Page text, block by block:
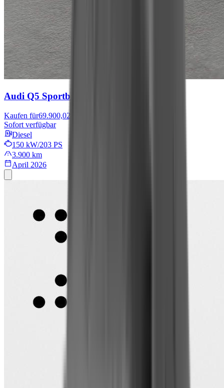
Audi Q5 Sportback
Kaufen für69.900,02 €
Sofort verfügbar
Diesel
150 kW/203 PS
3.900 km
April 2026